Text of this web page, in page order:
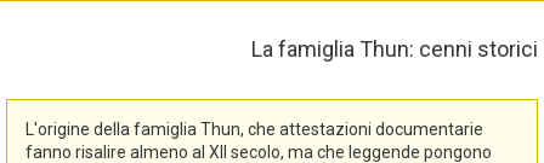
La famiglia Thun: cenni storici
L'origine della famiglia Thun, che attestazioni documentarie
fanno risalire almeno al XII secolo, ma che leggende pongono